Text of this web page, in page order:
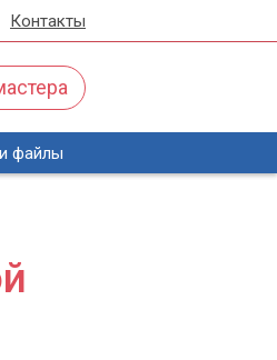
Контакты
файлы